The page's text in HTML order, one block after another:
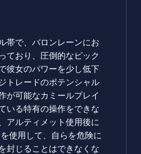
帯で、バロンレーンにお
ており、圧倒的なピック
彼女のパワーを少し低下
トレードのポテンシャル
が可能なカミールプレイ
いる特有の操作をできな
アルティメット使用後に
使用して、自らを危険に
封じることはできなくな